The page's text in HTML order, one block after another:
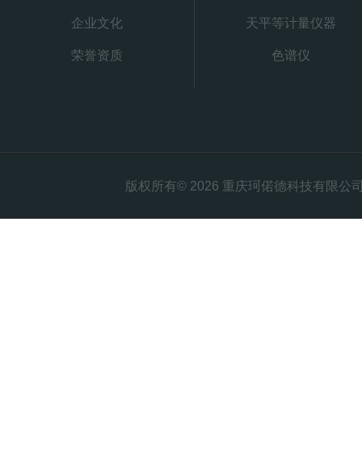
企业文化
荣誉资质
天平等计量仪器
色谱仪
版权所有© 2026 重庆珂偌德科技有限